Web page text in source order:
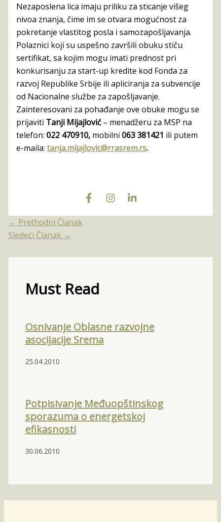
Nezaposlena lica imaju priliku za sticanje višeg
nivoa znanja, čime im se otvara mogućnost za
pokretanje vlastitog posla i samozapošljavanja.
Polaznici koji su uspešno završili obuku stiču
sertifikat, sa kojim mogu imati prednost pri
konkurisanju za start-up kredite kod Fonda za
razvoj Republike Srbije ili apliciranja za subvencije
od Nacionalne službe za zapošljavanje.
Zainteresovani za pohađanje ove obuke mogu se
prijaviti Tanji Mijajlović– menadžeru za MSP na
telefon: 022 470910,mobilni 063 381421 ili putem
e-maila: tanja.mijajlovic@rrasrem.rs.
← Prethodni Članak
Sledeći Članak →
Must Read
Osnivanje Oblasne razvojne
asocijacije Srema
25.04.2010
Potpisivanje Međuopštinskog
sporazuma o energetskoj
efikasnosti
30.06.2010